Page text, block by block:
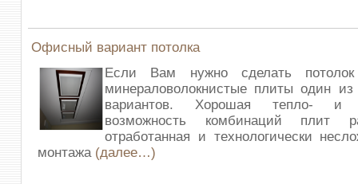
Офисный вариант потолка
Если Вам нужно сделать
минераловолокнистые плиты один
вариантов. Хорошая тепло- и
возможность комбинаций плит
отработанная и технологически
монтажа (далее…)